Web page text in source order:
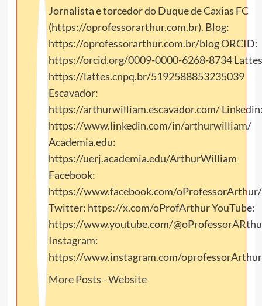
Jornalista e torcedor do Duque de Caxias FC
(https://oprofessorarthur.com.br). Blog:
https://oprofessorarthur.com.br/blog ORCID:
https://orcid.org/0009-0000-6268-8734
https://lattes.cnpq.br/5192588853235039
Escavador:
https://arthurwilliam.escavador.com/
https://www.linkedin.com/in/arthurwilliam/
Academia.edu:
https://uerj.academia.edu/ArthurWilliam
Facebook:
https://www.facebook.com/oProfessorArthur/
Twitter: https://x.com/oProfArthur YouTube:
https://www.youtube.com/
Instagram:
https://www.instagram.com/
More Posts -Website